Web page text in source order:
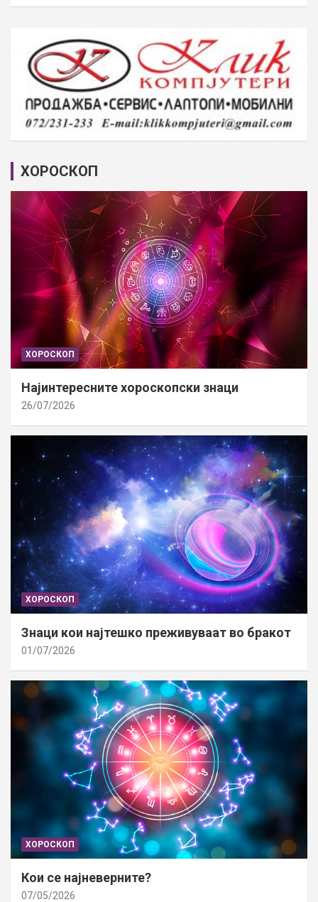
ХОРОСКОП
ХОРОСКОП
Најинтересните хороскопски знаци
26/07/2026
ХОРОСКОП
Знаци кои најтешко преживуваат во бракот
01/07/2026
ХОРОСКОП
Кои се најневерните?
07/05/2026